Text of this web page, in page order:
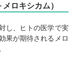
ロキシカム）
し、ヒトの医学で実
果が期待されるメロ